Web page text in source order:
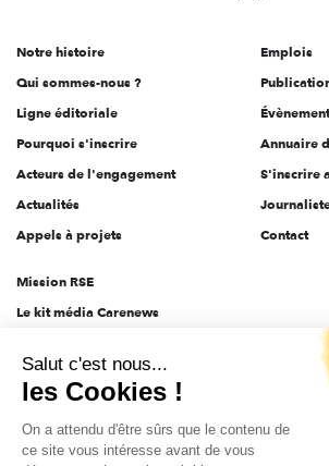
l'engagement
Notre histoire
Qui sommes-nous ?
Ligne éditoriale
Pourquoi s'inscrire
Acteurs de l'engagement
Actualités
Appels à projets
Emplois
Annuaire
S'inscrire
Contact
Mission RSE
Le kit média Carenews
AEF info
Novethic
PRODURABLE
Salut c'est nous...
les Cookies !
On a attendu d'être sûrs que le contenu de
ce site vous intéresse avant de vous